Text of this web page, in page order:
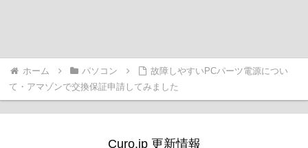
ホーム パソコン
故障しやすいPCパーツ電源につい
て・アマゾンで交換保証申請してみました
Curo.jp 更新情報